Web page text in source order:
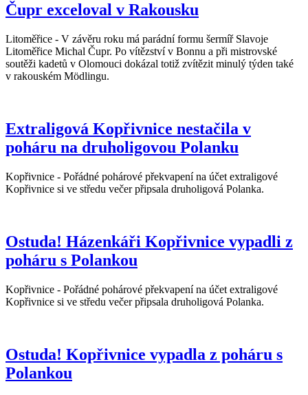
Čupr exceloval v Rakousku
Litoměřice - V závěru roku má parádní formu šermíř Slavoje
Litoměřice Michal Čupr. Po vítězství v Bonnu a při mistrovské
soutěži kadetů v Olomouci dokázal totiž zvítězit minulý týden také
v rakouském Mödlingu.
Extraligová Kopřivnice nestačila v
poháru na druholigovou Polanku
Kopřivnice - Pořádné pohárové překvapení na účet extraligové
Kopřivnice si ve středu večer připsala druholigová Polanka.
Ostuda! Házenkáři Kopřivnice vypadli z
poháru s Polankou
Kopřivnice - Pořádné pohárové překvapení na účet extraligové
Kopřivnice si ve středu večer připsala druholigová Polanka.
Ostuda! Kopřivnice vypadla z poháru s
Polankou